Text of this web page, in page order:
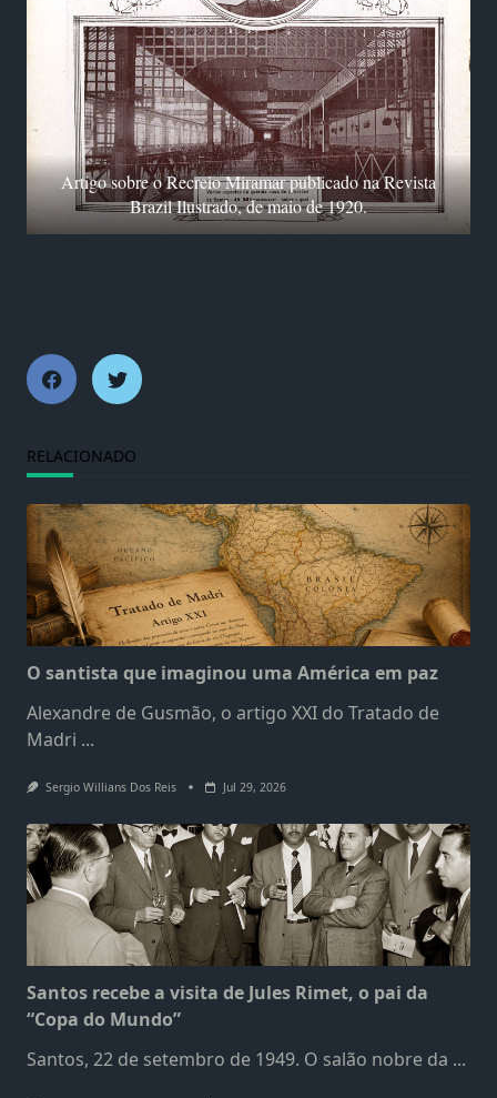
Artigo sobre o Recreio Miramar publicado na Revista
Brazil Ilustrado, de maio de 1920.
RELACIONADO
O santista que imaginou uma América em paz
Alexandre de Gusmão, o artigo XXI do Tratado de
Madri ...
Sergio Willians Dos Reis Jul 29, 2026
Santos recebe a visita de Jules Rimet, o pai da
“Copa do Mundo”
Santos, 22 de setembro de 1949. O salão nobre da ...